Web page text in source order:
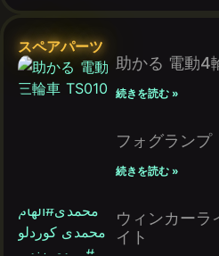
スペアパーツ
助かる 電動4
続きを読む »
フォグランプ
続きを読む »
ウィンカーラ
イト